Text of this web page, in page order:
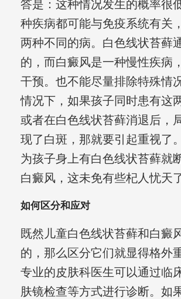
答是：这种情况发生的概率很
种疾病都可能与免疫系统有关
两种不同的病。白色线状苔藓
的，而白癜风是一种慢性疾病
干预。也不能尽量排除特殊情
情况下，如果孩子同时患有这
或者在白色线状苔藓消退后，
现了白斑，那就要引起重视了
为孩子身上有白色线状苔藓就
白癜风，这未免有些杞人忧天了
如何区分和应对
既然儿童白色线状苔藓和白癜
的，那么区分它们就显得格外
专业的皮肤科医生可以通过临
肤镜检查等方式进行诊断。如